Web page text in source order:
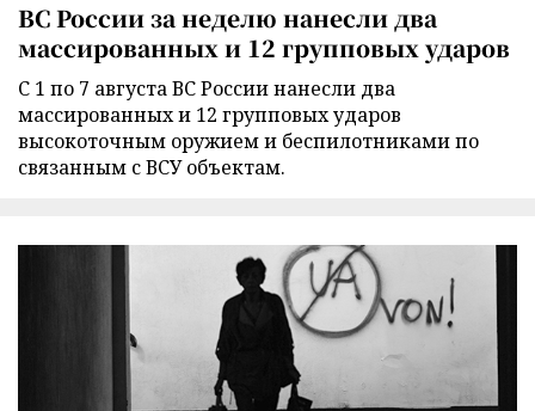
ВС России за неделю нанесли два
массированных и 12 групповых ударов
С 1 по 7 августа ВС России нанесли два
массированных и 12 групповых ударов
высокоточным оружием и беспилотниками по
связанным с ВСУ объектам.